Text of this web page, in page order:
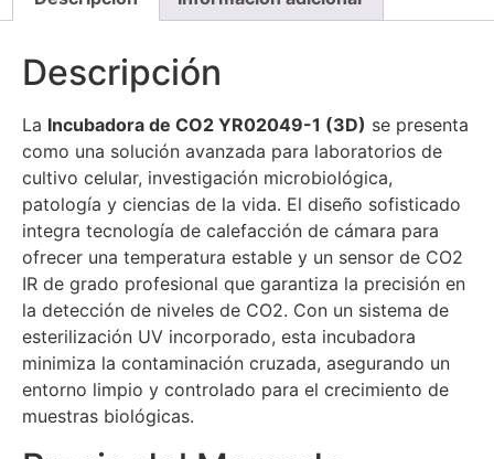
Descripción
La Incubadora de CO2 YR02049-1 (3D) se presenta
como una solución avanzada para laboratorios de
cultivo celular, investigación microbiológica,
patología y ciencias de la vida. El diseño sofisticado
integra tecnología de calefacción de cámara para
ofrecer una temperatura estable y un sensor de CO2
IR de grado profesional que garantiza la precisión en
la detección de niveles de CO2. Con un sistema de
esterilización UV incorporado, esta incubadora
minimiza la contaminación cruzada, asegurando un
entorno limpio y controlado para el crecimiento de
muestras biológicas.